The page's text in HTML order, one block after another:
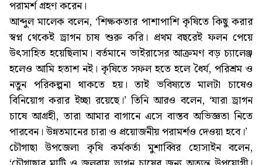
পরামর্শ গ্রহণ করেন।
আব্দুল মালেক বলেন, ‘শিক্ষকতার পাশাপাশি কৃষিতে কিছু করার
স্বপ্ন থেকেই ড্রাগন চাষ শুরু করি। প্রথম বছরেই ফলন পেয়ে
উৎসাহিত হয়েছিলাম। বর্তমানে ভাইরাসের আক্রমণ বড় চ্যালেঞ্জ
হলেও আমি হতাশ নই। কৃষিতে সফল হতে হলে ধৈর্য, পরিশ্রম ও
নতুন পরিকল্পনা থাকতে হয়। তাই ভবিষ্যতে মালটা চাষেও
বিনিয়োগ করার ইচ্ছা রয়েছে।’ তিনি আরও বলেন, ‘যারা ড্রাগন
চাষে আগ্রহী, তারা আমার বাগানে এসে বাস্তব অভিজ্ঞতা নিতে
পারবেন। উন্নতমানের চারা ও প্রয়োজনীয় পরামর্শও দেওয়া হবে।’
চৌগাছা উপজেলা কৃষি কর্মকর্তা মুশাব্বির হোসাইন বলেন,